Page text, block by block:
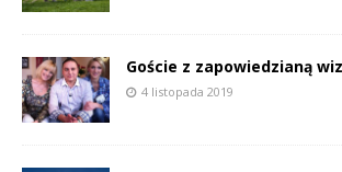
Goście z zapowiedzianą
4 listopada 2019